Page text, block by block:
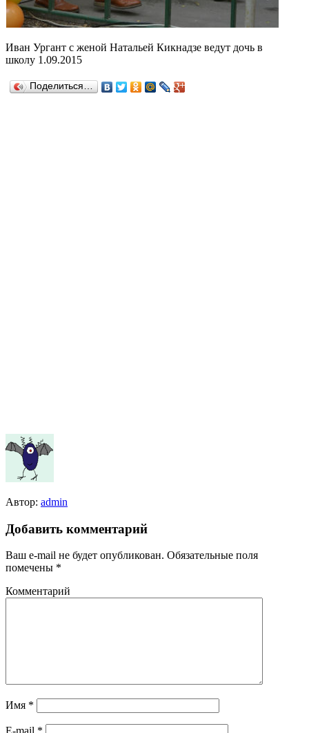
Иван Ургант с женой Натальей Кикнадзе ведут дочь в
школу 1.09.2015
Поделиться…
Автор: admin
Добавить комментарий
Ваш e-mail не будет опубликован. Обязательные поля
помечены *
Комментарий
Имя *